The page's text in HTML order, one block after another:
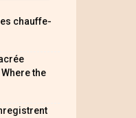
chauffe-
the